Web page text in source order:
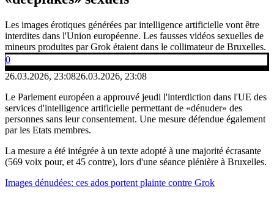
Les images érotiques générées par intelligence artificielle vont être
interdites dans l'Union européenne. Les fausses vidéos sexuelles de
mineurs produites par Grok étaient dans le collimateur de Bruxelles.
0
26.03.2026, 23:0826.03.2026, 23:08
Le Parlement européen a approuvé jeudi l'interdiction dans l'UE des
services d'intelligence artificielle permettant de «dénuder» des
personnes sans leur consentement. Une mesure défendue également
par les Etats membres.
La mesure a été intégrée à un texte adopté à une majorité écrasante
(569 voix pour, et 45 contre), lors d'une séance plénière à Bruxelles.
Images dénudées: ces ados portent plainte contre Grok